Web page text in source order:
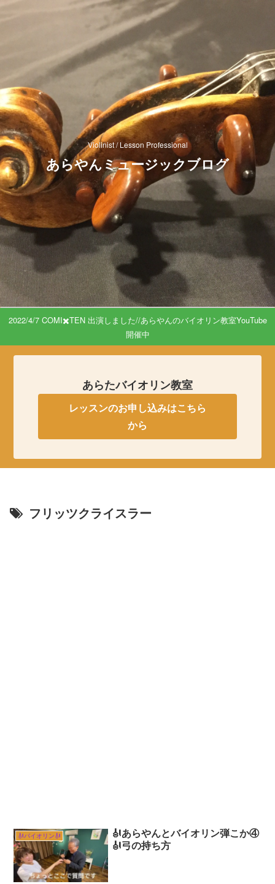
Violinist / Lesson Professional
あらやんミュージックブログ
2022/4/7 COMI✖️TEN 出演しました//あらやんのバイオリン教室YouTube
開催中
あらたバイオリン教室
レッスンのお申し込みはこちら
から
フリッツクライスラー
🎻バイオリン🎻
🎻あらやんとバイオリン弾こか④
🎻弓の持ち方